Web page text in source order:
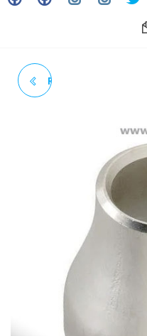
REDUCCIÓN CONCÉNTRICA
1-1/2" SCH. CÉDULA 40 GRADO